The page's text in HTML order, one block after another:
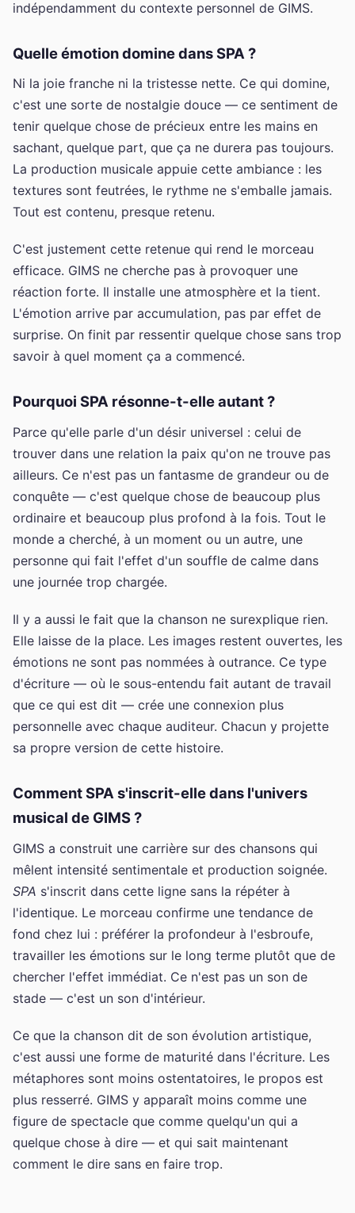
indépendamment du contexte personnel de GIMS.
Quelle émotion domine dans SPA ?
Ni la joie franche ni la tristesse nette. Ce qui domine,
c'est une sorte de nostalgie douce — ce sentiment de
tenir quelque chose de précieux entre les mains en
sachant, quelque part, que ça ne durera pas toujours.
La production musicale appuie cette ambiance : les
textures sont feutrées, le rythme ne s'emballe jamais.
Tout est contenu, presque retenu.
C'est justement cette retenue qui rend le morceau
efficace. GIMS ne cherche pas à provoquer une
réaction forte. Il installe une atmosphère et la tient.
L'émotion arrive par accumulation, pas par effet de
surprise. On finit par ressentir quelque chose sans trop
savoir à quel moment ça a commencé.
Pourquoi SPA résonne-t-elle autant ?
Parce qu'elle parle d'un désir universel : celui de
trouver dans une relation la paix qu'on ne trouve pas
ailleurs. Ce n'est pas un fantasme de grandeur ou de
conquête — c'est quelque chose de beaucoup plus
ordinaire et beaucoup plus profond à la fois. Tout le
monde a cherché, à un moment ou un autre, une
personne qui fait l'effet d'un souffle de calme dans
une journée trop chargée.
Il y a aussi le fait que la chanson ne surexplique rien.
Elle laisse de la place. Les images restent ouvertes, les
émotions ne sont pas nommées à outrance. Ce type
d'écriture — où le sous-entendu fait autant de travail
que ce qui est dit — crée une connexion plus
personnelle avec chaque auditeur. Chacun y projette
sa propre version de cette histoire.
Comment SPA s'inscrit-elle dans l'univers
musical de GIMS ?
GIMS a construit une carrière sur des chansons qui
mêlent intensité sentimentale et production soignée.
SPA s'inscrit dans cette ligne sans la répéter à
l'identique. Le morceau confirme une tendance de
fond chez lui : préférer la profondeur à l'esbroufe,
travailler les émotions sur le long terme plutôt que de
chercher l'effet immédiat. Ce n'est pas un son de
stade — c'est un son d'intérieur.
Ce que la chanson dit de son évolution artistique,
c'est aussi une forme de maturité dans l'écriture. Les
métaphores sont moins ostentatoires, le propos est
plus resserré. GIMS y apparaît moins comme une
figure de spectacle que comme quelqu'un qui a
quelque chose à dire — et qui sait maintenant
comment le dire sans en faire trop.